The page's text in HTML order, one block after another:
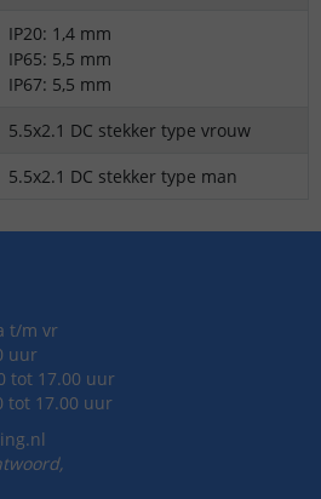
IP20: 1,4 mm
IP65: 5,5 mm
IP67: 5,5 mm
5.5x2.1 DC stekker type vrouw
5.5x2.1 DC stekker type man
t/m vr
uur
tot 17.00 uur
tot 17.00 uur